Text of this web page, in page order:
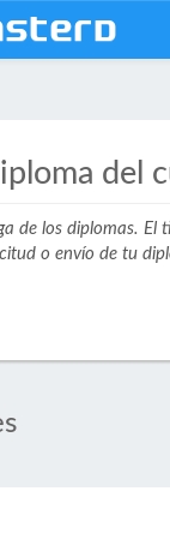
del
de los diplomas.
o envío de tu